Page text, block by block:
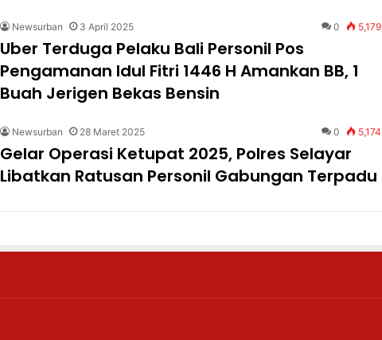
Newsurban 3 April 2025 0 5,179
Uber Terduga Pelaku Bali Personil Pos
Pengamanan Idul Fitri 1446 H Amankan BB, 1
Buah Jerigen Bekas Bensin
Newsurban 28 Maret 2025 0 5,174
Gelar Operasi Ketupat 2025, Polres Selayar
Libatkan Ratusan Personil Gabungan Terpadu